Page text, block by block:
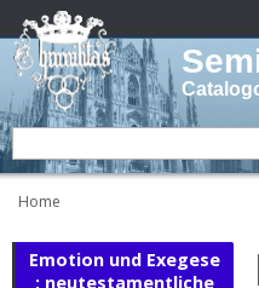
Home
Emotion und Exegese
: neutestamentliche